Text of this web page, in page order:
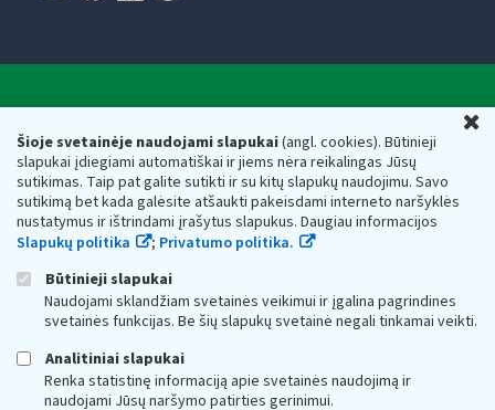
Šioje svetainėje naudojami slapukai(angl. cookies). Būtinieji
slapukai įdiegiami automatiškai ir jiems nėra reikalingas Jūsų
sutikimas. Taip pat galite sutikti ir su kitų slapukų naudojimu. Savo
sutikimą bet kada galėsite atšaukti pakeisdami interneto naršyklės
nustatymus ir ištrindami įrašytus slapukus. Daugiau informacijos
Slapukų politika
; Privatumo politika.
Būtinieji slapukai
Naudojami sklandžiam svetainės veikimui ir įgalina pagrindines
svetainės funkcijas. Be šių slapukų svetainė negali tinkamai veikti.
Analitiniai slapukai
Renka statistinę informaciją apie svetainės naudojimą ir
naudojami Jūsų naršymo patirties gerinimui.
Respublikos finansų ministerijos
Biudžetinė įstaiga. Juridinio asmens kodas — 188659752,
adresas: Vasario 16-osios g. 14, 01107 Vilnius, Lietuva, el.paštas:
vmi@vmi.lt, E. pristatymo dėžutės adresas 188659752
Duomenys apie Valstybinę mokesčių inspekciją prie Lietuvos
Respublikos finansų ministerijos kaupiami ir saugomi Juridinių